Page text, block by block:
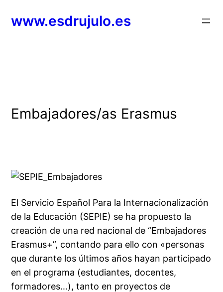
www.esdrujulo.es
Embajadores/as Erasmus
El Servicio Español Para la Internacionalización
de la Educación (SEPIE) se ha propuesto la
creación de una red nacional de “Embajadores
Erasmus+”, contando para ello con «personas
que durante los últimos años hayan participado
en el programa (estudiantes, docentes,
formadores…), tanto en proyectos de